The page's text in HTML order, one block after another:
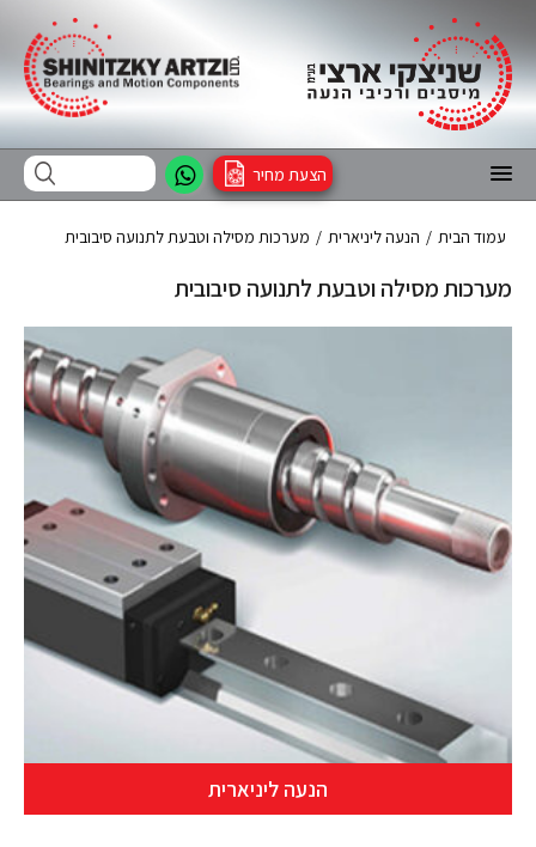
הצעת מחיר
עמוד הבית / הנעה ליניארית / מערכות מסילה וטבעת לתנועה סיבובית
מערכות מסילה וטבעת לתנועה סיבובית
הנעה ליניארית